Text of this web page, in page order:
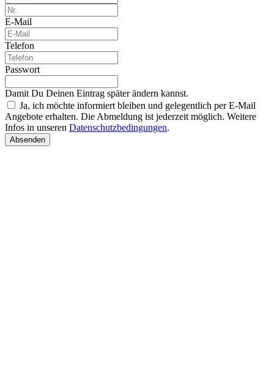
E-Mail
Telefon
Passwort
Damit Du Deinen Eintrag später ändern kannst.
Ja, ich möchte informiert bleiben und gelegentlich per E-Mail
Angebote erhalten. Die Abmeldung ist jederzeit möglich. Weitere
Infos in unseren Datenschutzbedingungen.
Absenden